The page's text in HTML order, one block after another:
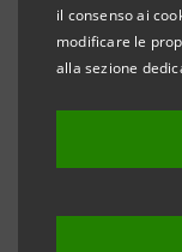
il consenso ai
modificare le
alla sezione
Milano, 8 giugno
all’Expo
Loccioni,
la qualità per
livello globale:
dall’energia al